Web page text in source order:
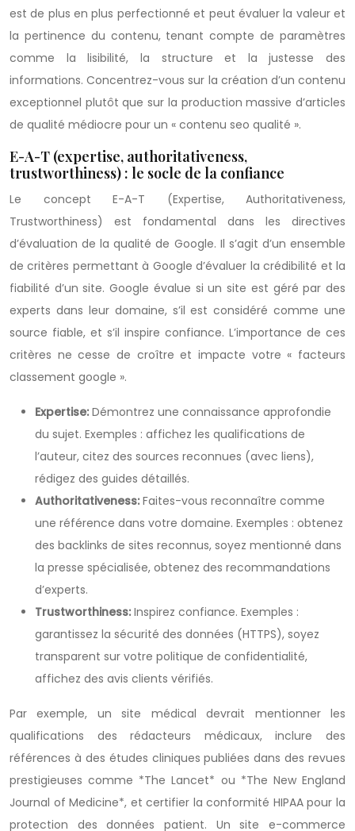
est de plus en plus perfectionné et peut évaluer la valeur et
la pertinence du contenu, tenant compte de paramètres
comme la lisibilité, la structure et la justesse des
informations. Concentrez-vous sur la création d’un contenu
exceptionnel plutôt que sur la production massive d’articles
de qualité médiocre pour un « contenu seo qualité ».
E-A-T (expertise, authoritativeness,
trustworthiness) : le socle de la confiance
Le concept E-A-T (Expertise, Authoritativeness,
Trustworthiness) est fondamental dans les directives
d’évaluation de la qualité de Google. Il s’agit d’un ensemble
de critères permettant à Google d’évaluer la crédibilité et la
fiabilité d’un site. Google évalue si un site est géré par des
experts dans leur domaine, s’il est considéré comme une
source fiable, et s’il inspire confiance. L’importance de ces
critères ne cesse de croître et impacte votre « facteurs
classement google ».
Expertise: Démontrez une connaissance approfondie
du sujet. Exemples : affichez les qualifications de
l’auteur, citez des sources reconnues (avec liens),
rédigez des guides détaillés.
Authoritativeness: Faites-vous reconnaître comme
une référence dans votre domaine. Exemples : obtenez
des backlinks de sites reconnus, soyez mentionné dans
la presse spécialisée, obtenez des recommandations
d’experts.
Trustworthiness: Inspirez confiance. Exemples :
garantissez la sécurité des données (HTTPS), soyez
transparent sur votre politique de confidentialité,
affichez des avis clients vérifiés.
Par exemple, un site médical devrait mentionner les
qualifications des rédacteurs médicaux, inclure des
références à des études cliniques publiées dans des revues
prestigieuses comme *The Lancet* ou *The New England
Journal of Medicine*, et certifier la conformité HIPAA pour la
protection des données patient. Un site e-commerce